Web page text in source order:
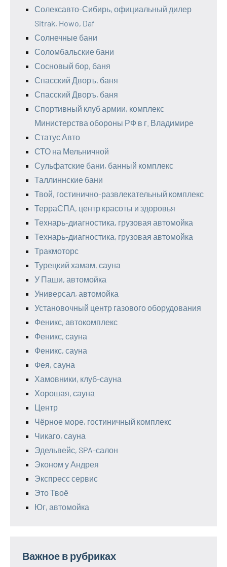
Солексавто-Сибирь, официальный дилер
Sitrak, Howo, Daf
Солнечные бани
Соломбальские бани
Сосновый бор, баня
Спасский Дворъ, баня
Спасский Дворъ, баня
Спортивный клуб армии, комплекс
Министерства обороны РФ в г. Владимире
Статус Авто
СТО на Мельничной
Сульфатские бани, банный комплекс
Таллиннские бани
Твой, гостинично-развлекательный комплекс
ТерраСПА, центр красоты и здоровья
Технарь-диагностика, грузовая автомойка
Технарь-диагностика, грузовая автомойка
Тракмоторс
Турецкий хамам, сауна
У Паши, автомойка
Универсал, автомойка
Установочный центр газового оборудования
Феникс, автокомплекс
Феникс, сауна
Феникс, сауна
Фея, сауна
Хамовники, клуб-сауна
Хорошая, сауна
Центр
Чёрное море, гостиничный комплекс
Чикаго, сауна
Эдельвейс, SPA-салон
Эконом у Андрея
Экспресс сервис
Это Твоё
Юг, автомойка
Важное в рубриках